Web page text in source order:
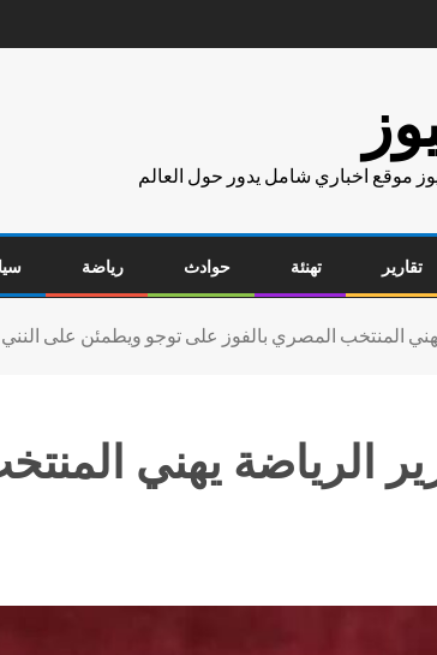
موقع اخباري شامل يدور حول العالم
تقارير تهنئة حوادث رياضة
المنتخب المصري بالفوز على توجو ويطمئن على النني
الرياضة يهني